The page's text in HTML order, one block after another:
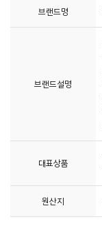
브랜드명
브랜드설명
대표상품
원산지